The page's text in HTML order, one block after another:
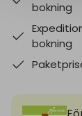
bokning
bokning